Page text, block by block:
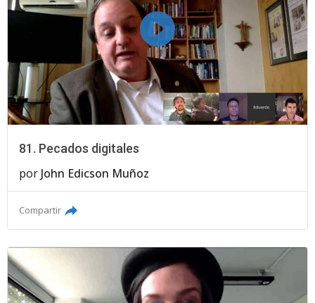
81. Pecados digitales
por John Edicson Muñoz
Compartir